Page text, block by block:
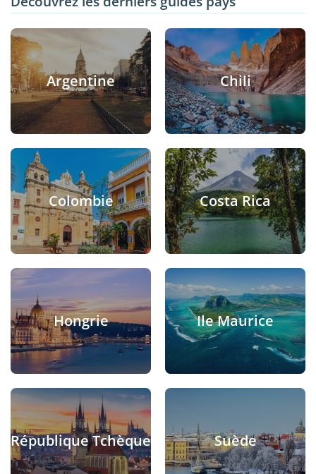
Argentine Chili
Colombie Costa Rica
Hongrie Ile Maurice
République Tchèque Suède